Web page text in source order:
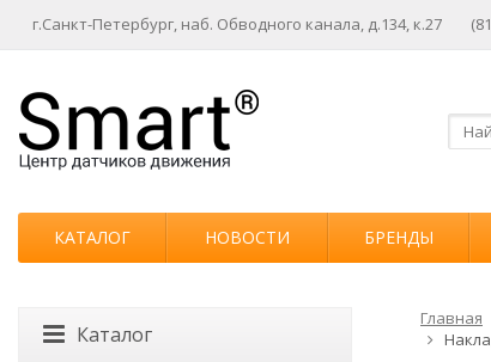
г.Санкт-Петербург, наб. Обводного канала, д.134, к.27
КАТАЛОГ НОВОСТИ БРЕНДЫ
Главная
Каталог